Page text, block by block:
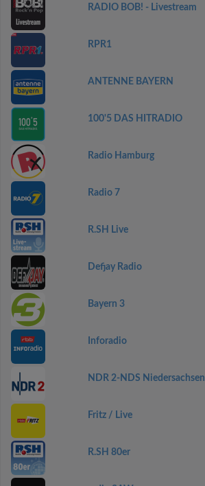
RADIO BOB! - Livestream
RPR1
ANTENNE BAYERN
100'5 DAS HITRADIO
Radio Hamburg
Radio 7
R.SH Live
Defjay Radio
Bayern 3
Inforadio
NDR 2-NDS Niedersachsen
Fritz / Live
R.SH 80er